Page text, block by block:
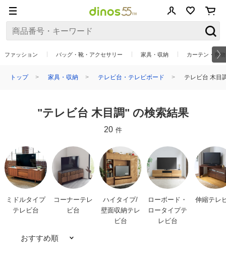
ファッション バッグ・靴・アクセサリー 家具・収納 カーテン・敷
トップ 家具・収納 テレビ台・テレビボード テレビ台 木目
"テレビ台 木目調" の検索結果
20 件
ミドルタイプ
テレビ台
コーナーテレ
ビ台
ハイタイプ/
壁面収納テレ
ビ台
ローボード・
ロータイプテ
レビ台
伸縮テレ
おすすめ順